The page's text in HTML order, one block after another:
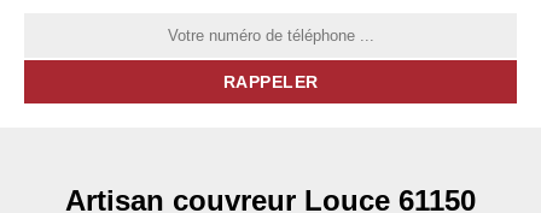
Artisan couvreur Louce 61150